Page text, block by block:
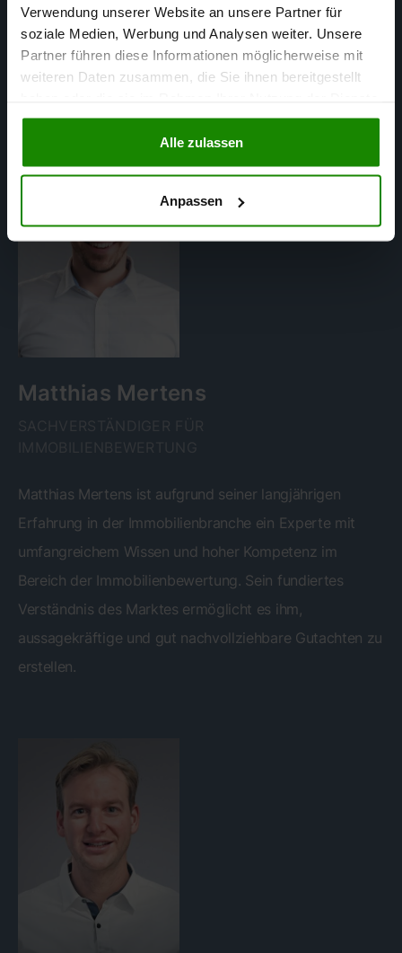
Verwendung unserer Website an unsere Partner für
soziale Medien, Werbung und Analysen weiter. Unsere
Partner führen diese Informationen möglicherweise mit
weiteren Daten zusammen, die Sie ihnen bereitgestellt
gesammelt haben.
Alle zulassen
Anpassen
in Regensburg
Matthias Mertens
Matthias Mertens ist aufgrund seiner langjährigen
Erfahrung in der Immobilienbranche ein Experte mit
umfangreichem Wissen und hoher Kompetenz im
Bereich der Immobilienbewertung. Sein fundiertes
Verständnis des Marktes ermöglicht es ihm,
aussagekräftige und gut nachvollziehbare Gutachten zu
erstellen.